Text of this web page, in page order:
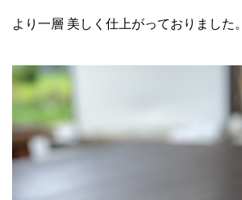
より一層 美しく仕上がっておりました。